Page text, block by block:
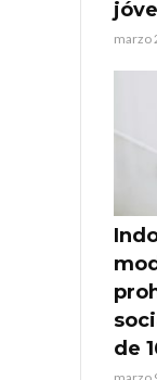
marzo
de